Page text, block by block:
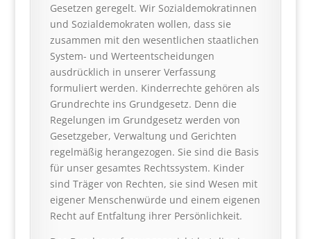
Gesetzen geregelt. Wir Sozialdemokratinnen
und Sozialdemokraten wollen, dass sie
zusammen mit den wesentlichen staatlichen
System- und Werteentscheidungen
ausdrücklich in unserer Verfassung
formuliert werden. Kinderrechte gehören als
Grundrechte ins Grundgesetz. Denn die
Regelungen im Grundgesetz werden von
Gesetzgeber, Verwaltung und Gerichten
regelmäßig herangezogen. Sie sind die Basis
für unser gesamtes Rechtssystem. Kinder
sind Träger von Rechten, sie sind Wesen mit
eigener Menschenwürde und einem eigenen
Recht auf Entfaltung ihrer Persönlichkeit.